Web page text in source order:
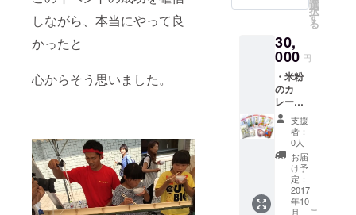
しながら、本当にやって良
かったと
心からそう思いました。
できま
ちょっ
とした
体験か
ら本格
的な体
験まで
要望に
合わせ
ます。
選
択
す
る
30,
000 円
・米粉
のカ
レー
粉 ２
パック
孫作
の有機
栽培コ
シヒカ
リを原
料にし
支援
者：
0人
お届
け予
定：
2017
年10
月